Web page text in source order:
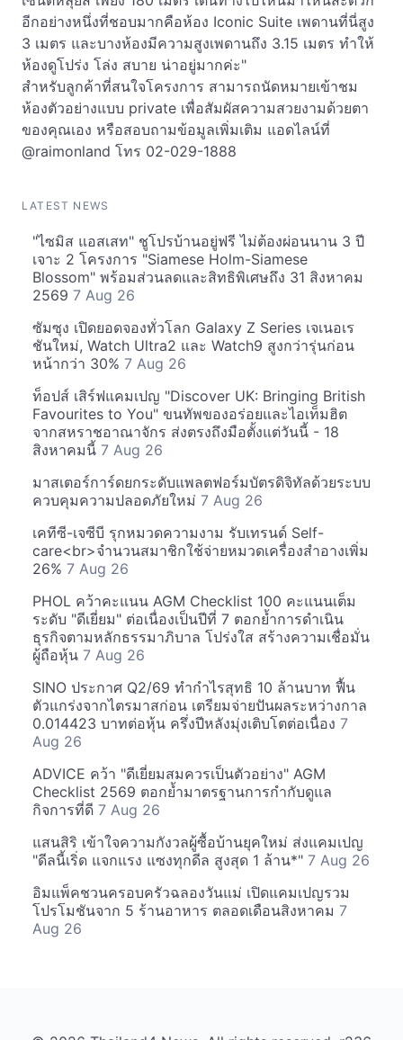
อีกอย่างหนึ่งที่ชอบมากคือห้อง Iconic Suite เพดานที่นี่สูง
3 เมตร และบางห้องมีความสูงเพดานถึง 3.15 เมตร ทำให้
ห้องดูโปร่ง โล่ง สบาย น่าอยู่มากค่ะ"
สำหรับลูกค้าที่สนใจโครงการ สามารถนัดหมายเข้าชม
ห้องตัวอย่างแบบ private เพื่อสัมผัสความสวยงามด้วยตา
ของคุณเอง หรือสอบถามข้อมูลเพิ่มเติม แอดไลน์ที่
@raimonland โทร 02-029-1888
LATEST NEWS
"ไซมิส แอสเสท" ชูโปรบ้านอยู่ฟรี ไม่ต้องผ่อนนาน 3 ปี
เจาะ 2 โครงการ "Siamese Holm-Siamese
Blossom" พร้อมส่วนลดและสิทธิพิเศษถึง 31 สิงหาคม
2569 7 Aug 26
ซัมซุง เปิดยอดจองทั่วโลก Galaxy Z Series เจเนอเร
ชันใหม่, Watch Ultra2 และ Watch9 สูงกว่ารุ่นก่อน
หน้ากว่า 30% 7 Aug 26
ท็อปส์ เสิร์ฟแคมเปญ "Discover UK: Bringing British
Favourites to You" ขนทัพของอร่อยและไอเท็มฮิต
จากสหราชอาณาจักร ส่งตรงถึงมือตั้งแต่วันนี้ - 18
สิงหาคมนี้ 7 Aug 26
มาสเตอร์การ์ดยกระดับแพลตฟอร์มบัตรดิจิทัลด้วยระบบ
ควบคุมความปลอดภัยใหม่ 7 Aug 26
เคทีซี-เจซีบี รุกหมวดความงาม รับเทรนด์ Self-
care<br>จำนวนสมาชิกใช้จ่ายหมวดเครื่องสำอางเพิ่ม
26% 7 Aug 26
PHOL คว้าคะแนน AGM Checklist 100 คะแนนเต็ม
ระดับ "ดีเยี่ยม" ต่อเนื่องเป็นปีที่ 7 ตอกย้ำการดำเนิน
ธุรกิจตามหลักธรรมาภิบาล โปร่งใส สร้างความเชื่อมั่น
ผู้ถือหุ้น 7 Aug 26
SINO ประกาศ Q2/69 ทำกำไรสุทธิ 10 ล้านบาท ฟื้น
ตัวแกร่งจากไตรมาสก่อน เตรียมจ่ายปันผลระหว่างกาล
0.014423 บาทต่อหุ้น ครึ่งปีหลังมุ่งเติบโตต่อเนื่อง 7
Aug 26
ADVICE คว้า "ดีเยี่ยมสมควรเป็นตัวอย่าง" AGM
Checklist 2569 ตอกย้ำมาตรฐานการกำกับดูแล
กิจการที่ดี 7 Aug 26
แสนสิริ เข้าใจความกังวลผู้ซื้อบ้านยุคใหม่ ส่งแคมเปญ
"ดีลนี้เริ่ด แจกแรง แซงทุกดีล สูงสุด 1 ล้าน*" 7 Aug 26
อิมแพ็คชวนครอบครัวฉลองวันแม่ เปิดแคมเปญรวม
โปรโมชันจาก 5 ร้านอาหาร ตลอดเดือนสิงหาคม 7
Aug 26